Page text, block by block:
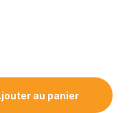
BLACK quantity
au panier